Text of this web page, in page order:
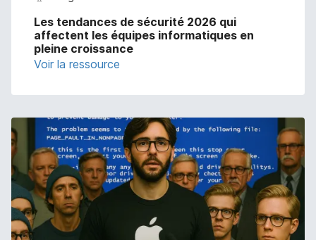
Les tendances de sécurité 2026 qui
affectent les équipes informatiques en
pleine croissance
Voir la ressource